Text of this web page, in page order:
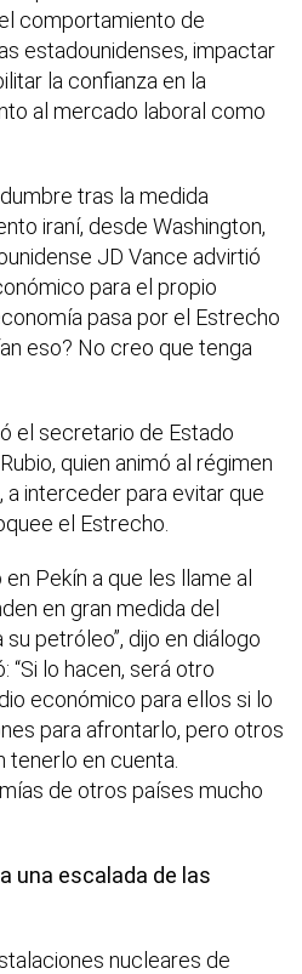
comportamiento de
estadounidenses, impactar
la confianza en la
al mercado laboral como
tras la medida
iraní, desde Washington,
JD Vance advirtió
para el propio
pasa por el Estrecho
eso? No creo que tenga
el secretario de Estado
quien animó al régimen
a interceder para evitar que
el Estrecho.
en Pekín a que les llame al
en gran medida del
petróleo”, dijo en diálogo
“Si lo hacen, será otro
económico para ellos si lo
para afrontarlo, pero otros
en cuenta.
de otros países mucho
una escalada de las
nucleares de